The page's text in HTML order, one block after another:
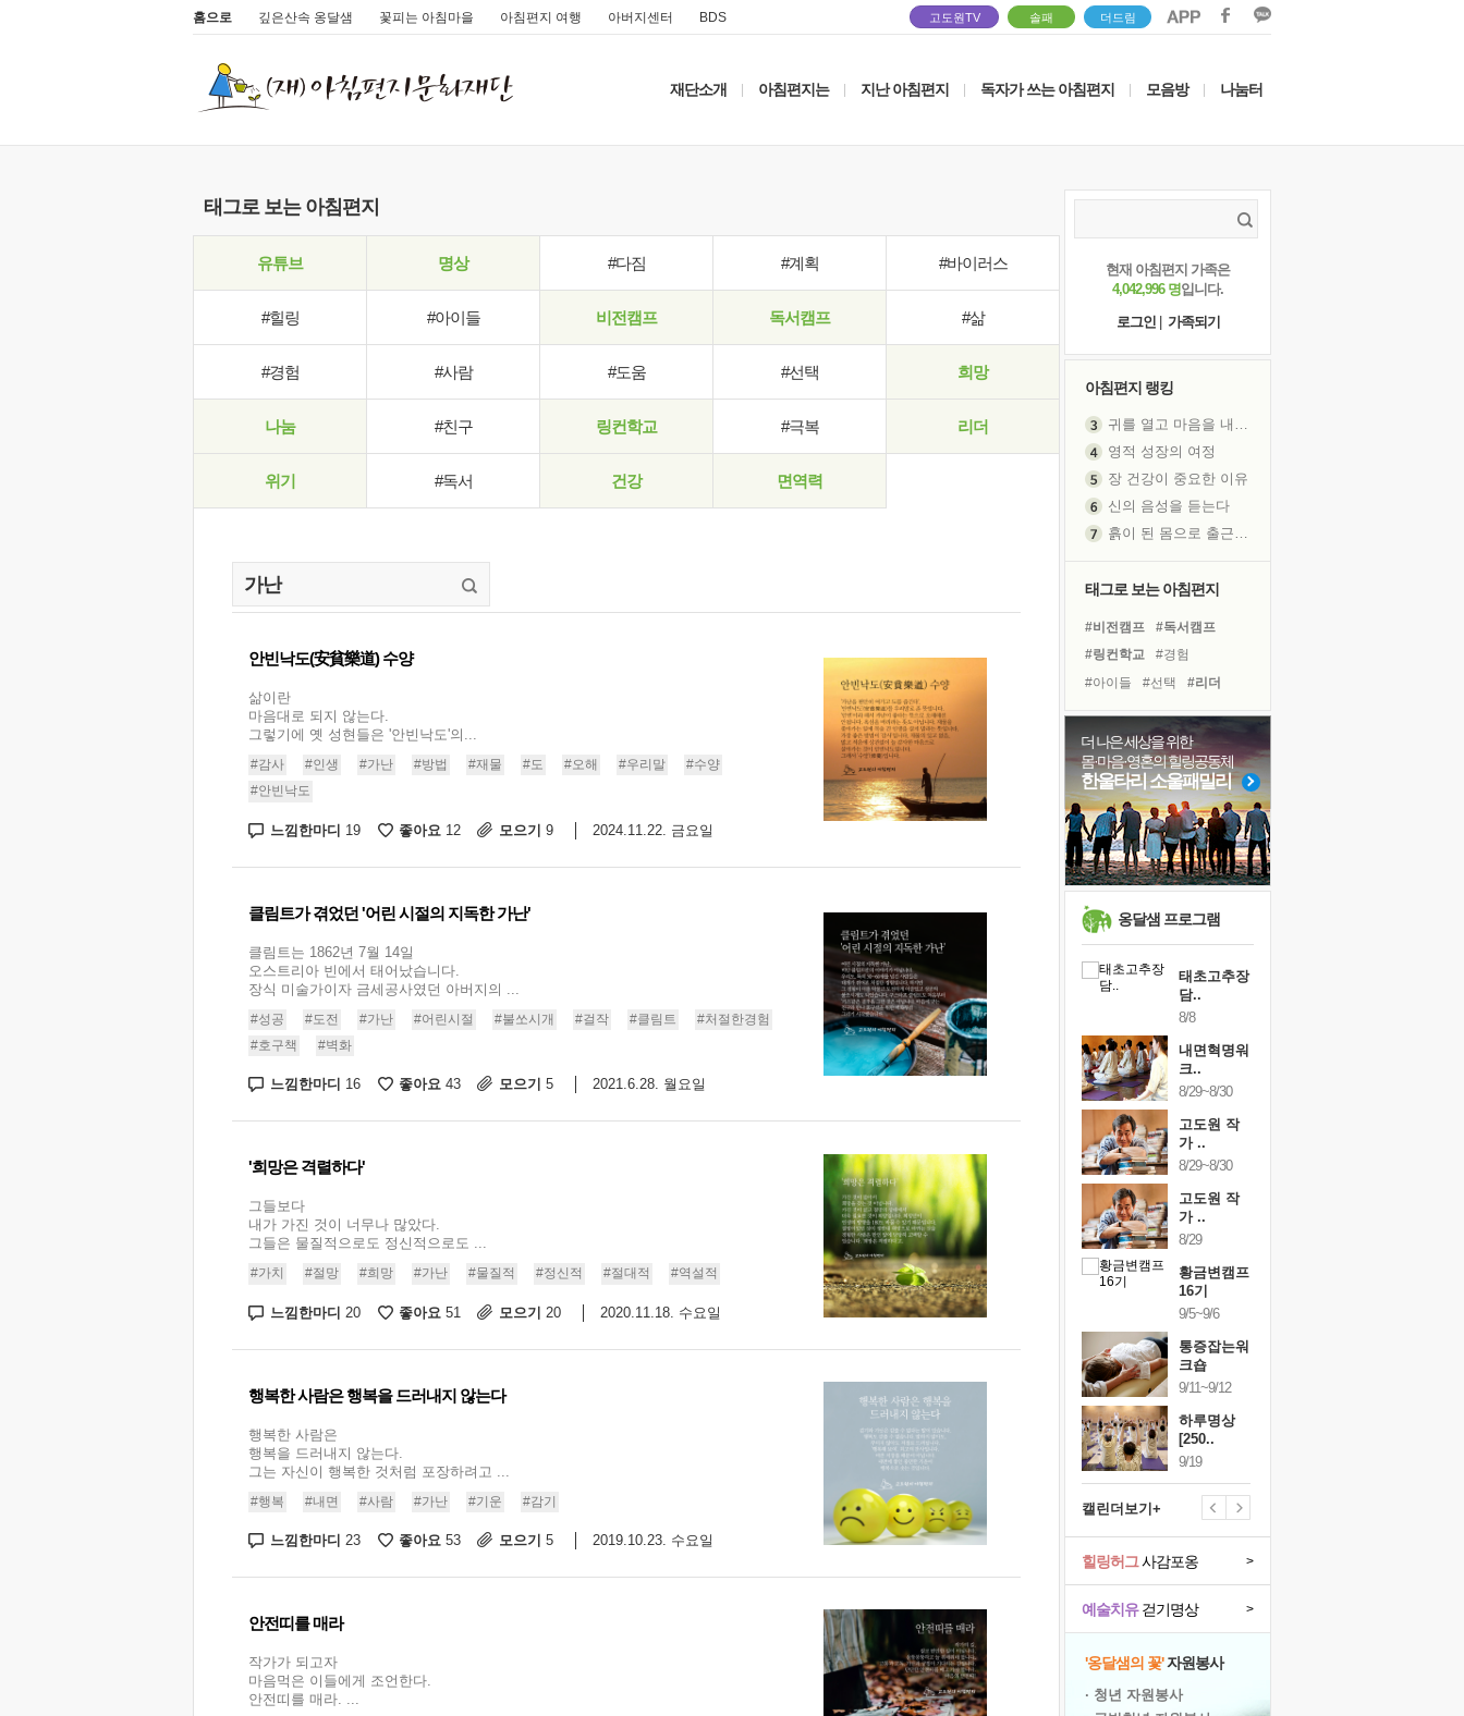
홈으로 깊은산속 옹달샘 꽃피는 아침마을 아침편지 여행 아버지센터 BDS 고도원TV 솔패 더드림
재단소개 아침편지는 지난 아침편지 독자가 쓰는 아침편지 모음방 나눔터
태그로 보는 아침편지
유튜브 명상 #다짐 #계획 #바이러스
#힐링 #아이들 비전캠프 독서캠프 #삶
#경험 #사람 #도움 #선택 희망
나눔 #친구 링컨학교 #극복 리더
위기 #독서 건강 면역력
안빈낙도(安貧樂道) 수양
삶이란
마음대로 되지 않는다.
그렇기에 옛 성현들은 '안빈낙도'의...
#감사 #인생 #가난 #방법 #재물 #도 #오해 #우리말
#수양
#안빈낙도
느낌한마디 19 좋아요 12 모으기 9 2024.11.22. 금요일
클림트가 겪었던 '어린 시절의 지독한 가난'
클림트는 1862년 7월 14일
오스트리아 빈에서 태어났습니다.
장식 미술가이자 금세공사였던 아버지의 ...
#성공 #도전 #가난 #어린시절 #불쏘시개 #걸작 #클림트
#처절한경험
#호구책
#벽화
느낌한마디 16 좋아요 43 모으기 5 2021.6.28. 월요일
'희망은 격렬하다'
그들보다
내가 가진 것이 너무나 많았다.
그들은 물질적으로도 정신적으로도 ...
#가치 #절망 #희망 #가난 #물질적 #정신적 #절대적 #역설적
느낌한마디 20 좋아요 51 모으기 20 2020.11.18. 수요일
행복한 사람은 행복을 드러내지 않는다
행복한 사람은
행복을 드러내지 않는다.
그는 자신이 행복한 것처럼 포장하려고 ...
#행복 #내면 #사람 #가난 #기운 #감기
느낌한마디 23 좋아요 53 모으기 5 2019.10.23. 수요일
안전띠를 매라
작가가 되고자
마음먹은 이들에게 조언한다.
안전띠를 매라. ...
현재 아침편지 가족은
4,042,996 명입니다.
로그인
가족되기
아침편지 랭킹
귀를 열고 마음을 내어주고
영적 성장의 여정
장 건강이 중요한 이유
신의 음성을 듣는다
흙이 된 몸으로 출근하는 여자
졸업식 사진을 보며
아픈 아버지를 위한 공간 설계
극심한 변비, 어깨결림, 수면 장애
보고 싶은 어머니
유년 시절의 부산 영도 바다
못된 꼰대들
거울 속의 나
희망이란
'모른다'는 것
태그로 보는 아침편지
#비전캠프
#독서캠프
#링컨학교
#경험
#아이들
#선택
#리더
#사람
#다짐
#나눔
#면역력
#친구
#극복
#계획
#도움 #삶
#위기
#독서
#희망
#힐링
#바이러스
더 나은 세상을 위한
몸·마음·영혼의 힐링공동체
한울타리 소울패밀리
옹달샘 프로그램
여행
9/24~9/26
건강명상법
스..
내면혁명워
10/17~10/18
황금변캠프
17기
10/30~10/31
통증잡는워
크숍
11/7~11/8
내면혁명워
태초고추장
담..
8/8
내면혁명워
크..
8/29~8/30
고도원 작
가 ..
8/29~8/30
고도원 작
가 ..
8/29
황금변캠프
16기
9/5~9/6
통증잡는워
크숍
9/11~9/12
하루명상
[250..
9/19
캘린더보기+
예술치유걷기명상 >
힐링허그사감포옹 >
'옹달샘의 꽃'자원봉사
· 청년 자원봉사